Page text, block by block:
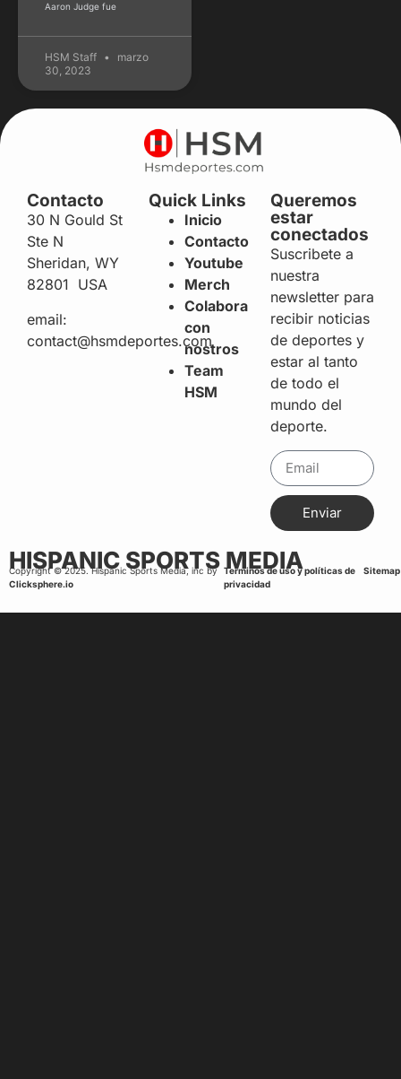
Aaron Judge fue
HSM Staff
marzo
30, 2023
Contacto
30 N Gould St
Ste N
Sheridan, WY
82801 USA
email:
contact@hsmdeportes.com
Quick Links
Inicio
Contacto
Youtube
Merch
Colabora
con
nostros
Team
HSM
Queremos
estar
conectados
Suscribete a
nuestra
newsletter para
recibir noticias
de deportes y
estar al tanto
de todo el
mundo del
deporte.
Enviar
HISPANIC SPORTS MEDIA
Copyright © 2025. Hispanic Sports Media, inc by
Clicksphere.io
Terminos de uso y políticas de
privacidad
Sitemap